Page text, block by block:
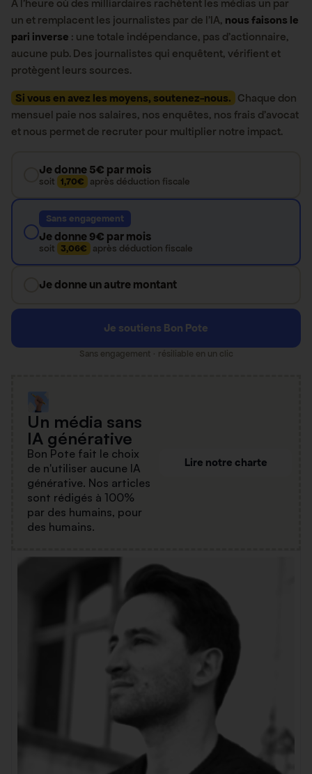
À l’heure où des milliardaires rachètent les médias un par
un et remplacent les journalistes par de l’IA, nous faisons le
pari inverse : une totale indépendance, pas d’actionnaire,
aucune pub. Des journalistes qui enquêtent, vérifient et
protègent leurs sources.
Si vous en avez les moyens, soutenez-nous. Chaque don
mensuel paie nos salaires, nos enquêtes, nos frais d’avocat
et nous permet de recruter pour multiplier notre impact.
Je donne 5€ par mois
soit 1,70€ après déduction fiscale
Sans engagement
Je donne 9€ par mois
soit 3,06€ après déduction fiscale
Je donne un autre montant
Je soutiens Bon Pote
Sans engagement · résiliable en un clic
Un média sans
IA générative
Bon Pote fait le choix
de n'utiliser aucune IA
générative. Nos articles
sont rédigés à 100%
par des humains, pour
des humains.
Lire notre charte